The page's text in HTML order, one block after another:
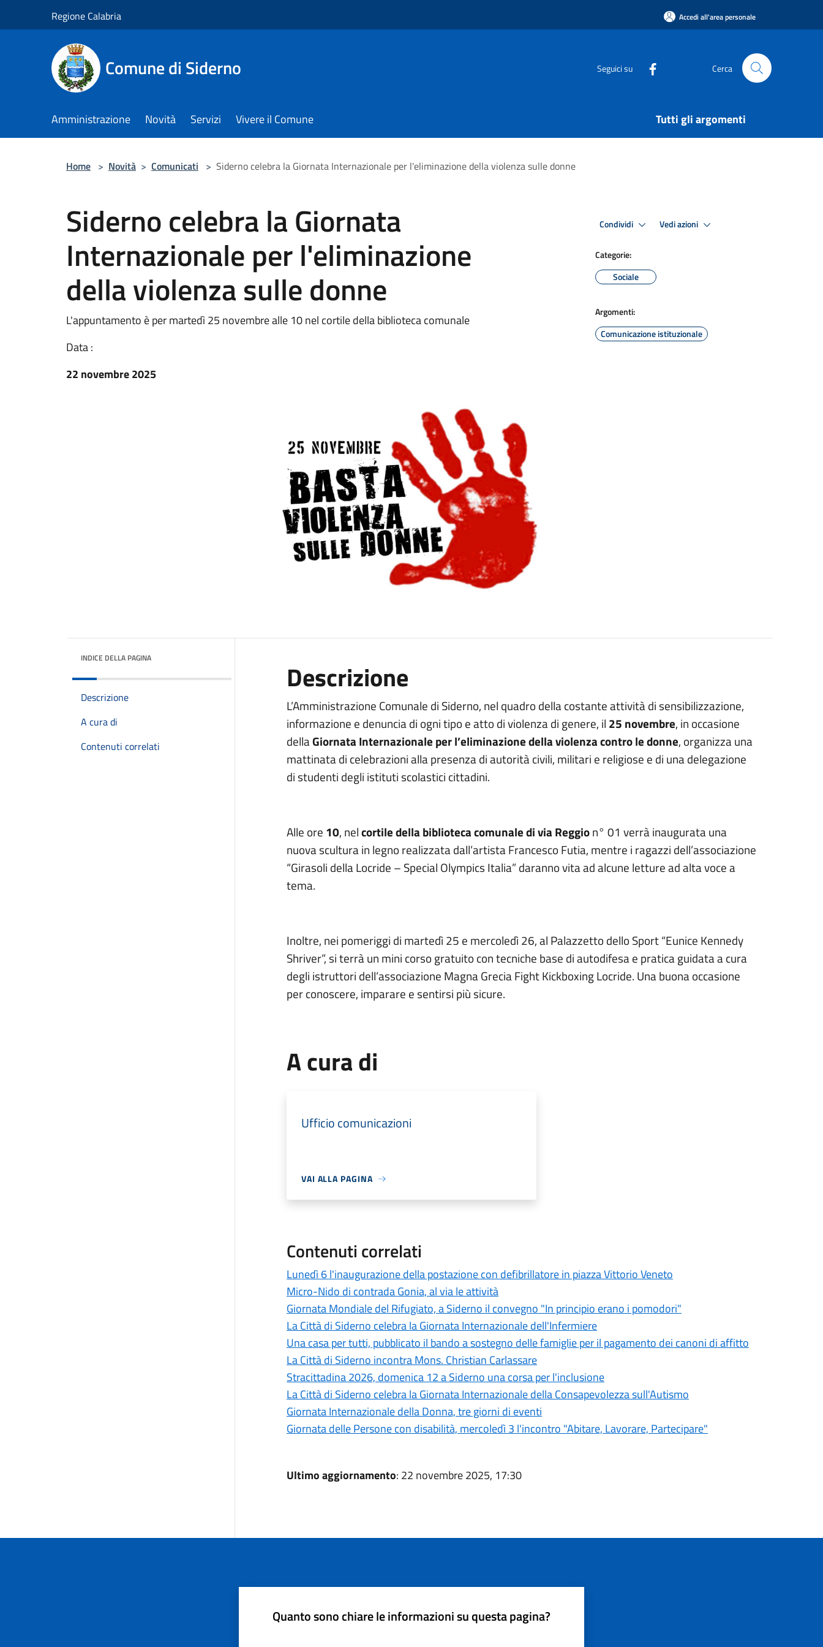
Regione Calabria Accedi all'area personale
Comune di Siderno Seguici su Cerca
Amministrazione Novità Servizi Vivere il Comune Tutti gli argomenti
Home > Novità > Comunicati > Siderno celebra la Giornata Internazionale per l'eliminazione della violenza sulle donne
Siderno celebra la Giornata
Internazionale per l'eliminazione
della violenza sulle donne
L'appuntamento è per martedì 25 novembre alle 10 nel cortile della biblioteca comunale
Data :
22 novembre 2025
Condividi Vedi azioni
Categorie:
Sociale
Argomenti:
Comunicazione istituzionale
INDICE DELLA PAGINA
Descrizione
A cura di
Contenuti correlati
Descrizione
L’Amministrazione Comunale di Siderno, nel quadro della costante attività di sensibilizzazione,
informazione e denuncia di ogni tipo e atto di violenza di genere, il 25 novembre, in occasione
dellaGiornata Internazionale per l’eliminazione della violenza contro le donne, organizza una
mattinata di celebrazioni alla presenza di autorità civili, militari e religiose e di una delegazione
di studenti degli istituti scolastici cittadini.
Alle ore 10, nelcortile della biblioteca comunale di via Reggion° 01 verrà inaugurata una
nuova scultura in legno realizzata dall’artista Francesco Futia, mentre i ragazzi dell’associazione
“Girasoli della Locride – Special Olympics Italia” daranno vita ad alcune letture ad alta voce a
tema.
Inoltre, nei pomeriggi di martedì 25 e mercoledì 26, al Palazzetto dello Sport “Eunice Kennedy
Shriver”, si terrà un mini corso gratuito con tecniche base di autodifesa e pratica guidata a cura
degli istruttori dell’associazione Magna Grecia Fight Kickboxing Locride. Una buona occasione
per conoscere, imparare e sentirsi più sicure.
A cura di
Ufficio comunicazioni
VAI ALLA PAGINA
Contenuti correlati
Lunedì 6 l'inaugurazione della postazione con defibrillatore in piazza Vittorio Veneto
Micro-Nido di contrada Gonia, al via le attività
Giornata Mondiale del Rifugiato, a Siderno il convegno "In principio erano i pomodori"
La Città di Siderno celebra la Giornata Internazionale dell'Infermiere
Una casa per tutti, pubblicato il bando a sostegno delle famiglie per il pagamento dei canoni di affitto
La Città di Siderno incontra Mons. Christian Carlassare
Stracittadina 2026, domenica 12 a Siderno una corsa per l'inclusione
La Città di Siderno celebra la Giornata Internazionale della Consapevolezza sull'Autismo
Giornata Internazionale della Donna, tre giorni di eventi
Giornata delle Persone con disabilità, mercoledì 3 l'incontro "Abitare, Lavorare, Partecipare"
Ultimo aggiornamento: 22 novembre 2025, 17:30
Quanto sono chiare le informazioni su questa pagina?